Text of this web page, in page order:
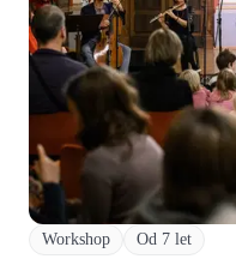
Workshop Od 7 let